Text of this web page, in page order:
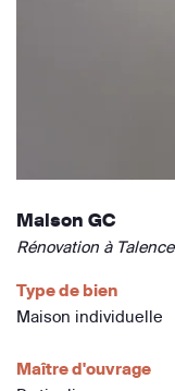
Maison GC
Rénovation à Talence
Type de bien
Maison individuelle
Maître d'ouvrage